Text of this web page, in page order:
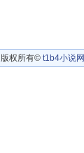
版权所有© t1b4小说网